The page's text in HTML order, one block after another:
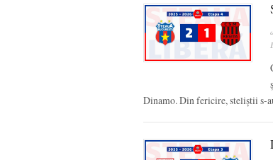
Dinamo. Din fericire, steliștii s-